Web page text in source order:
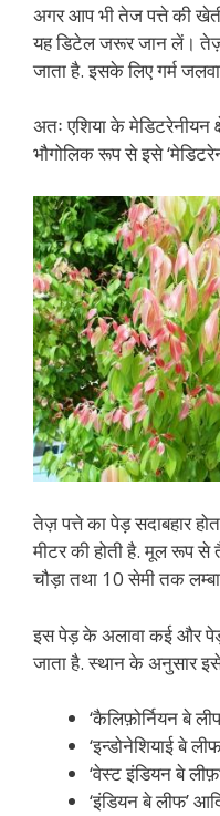
अगर आप भी तेज पत्ते की
यह डिटेल जरूर जान लें। तेज़
जाता है. इसके लिए गर्म
अतः एशिया के मेडिटरेनीयन
भौगोलिक रूप से इसे
तेज़ पत्ते का पेड़ सदाबहार
मीटर की होती है. मूल रूप
चौड़ा तथा 10 सेमी तक लम्बा
इस पेड़ के अलावा कई और पेड़
जाता है. स्थान के अनुसार
‘कैलिफ़ोर्नियन बे
‘इन्डोनेशियाई बे
‘वेस्ट इंडियन बे
‘इंडियन बे लीफ’